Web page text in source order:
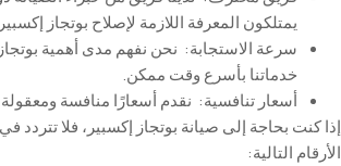
يمتلكون المعرفة اللازمة لإصلاح بوتجاز إكسبير
سرعة الاستجابة: نحن نفهم مدىأهمية
خدماتنا بأسرع وقت ممكن.
أسعار تنافسية: نقدمأسعارًا منافسة ومعقولة
إذا كنت بحاجة إلى صيانة بوتجاز إكسبير، فلا تتردد
الأرقام التالية: